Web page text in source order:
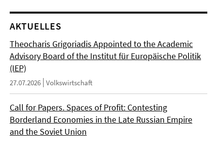
AKTUELLES
Theocharis Grigoriadis Appointed to the Academic
Advisory Board of the Institut für Europäische Politik
(IEP)
27.07.2026 Volkswirtschaft
Call for Papers. Spaces of Profit: Contesting
Borderland Economies in the Late Russian Empire
and the Soviet Union